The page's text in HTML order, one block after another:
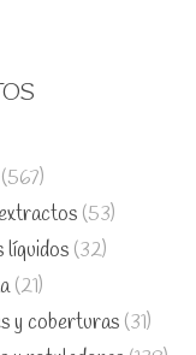
(567)
(53)
líquidos (32)
(21)
y coberturas (31)